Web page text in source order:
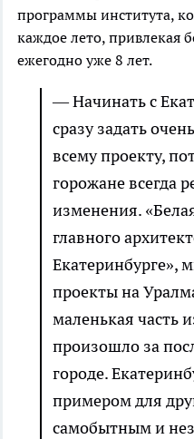
программы института,
каждое лето, привлекая
ежегодно уже 8 лет.
— Начинать с
сразу задать
всему проекту,
горожане всегда
изменения.
главного
Екатеринбурге»,
проекты на
маленькая часть
произошло за
городе.
примером для
самобытным и